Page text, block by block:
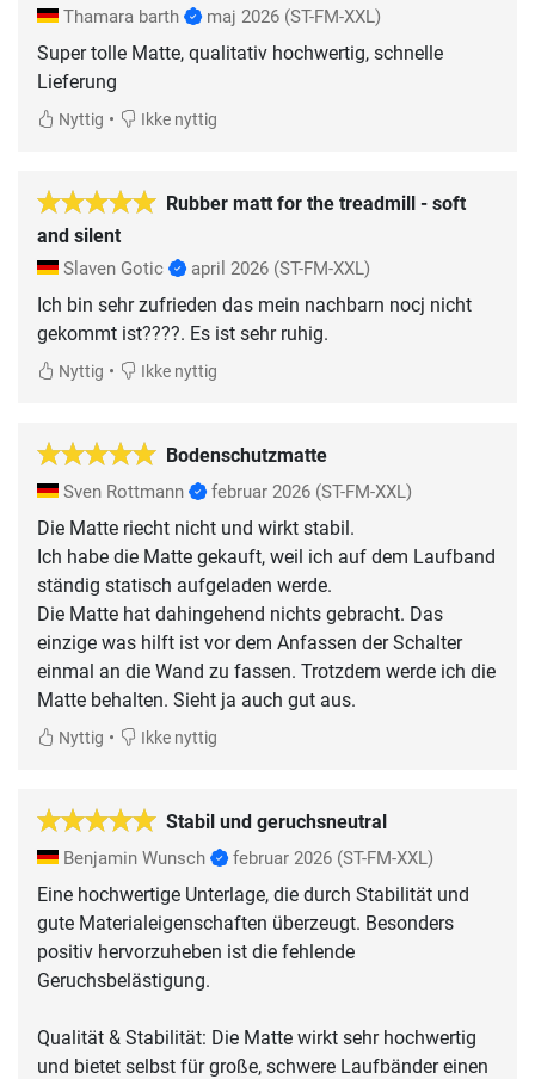
Thamara barth maj 2026 (ST-FM-XXL)
Super tolle Matte, qualitativ hochwertig, schnelle
Lieferung
Nyttig • Ikke nyttig
Rubber matt for the treadmill - soft
and silent
Slaven Gotic april 2026 (ST-FM-XXL)
Ich bin sehr zufrieden das mein nachbarn nocj nicht
gekommt ist????. Es ist sehr ruhig.
Nyttig • Ikke nyttig
Bodenschutzmatte
Sven Rottmann februar 2026 (ST-FM-XXL)
Die Matte riecht nicht und wirkt stabil.
Ich habe die Matte gekauft, weil ich auf dem Laufband
ständig statisch aufgeladen werde.
Die Matte hat dahingehend nichts gebracht. Das
einzige was hilft ist vor dem Anfassen der Schalter
einmal an die Wand zu fassen. Trotzdem werde ich die
Matte behalten. Sieht ja auch gut aus.
Nyttig • Ikke nyttig
Stabil und geruchsneutral
Benjamin Wunsch februar 2026 (ST-FM-XXL)
Eine hochwertige Unterlage, die durch Stabilität und
gute Materialeigenschaften überzeugt. Besonders
positiv hervorzuheben ist die fehlende
Geruchsbelästigung.
​Qualität & Stabilität: Die Matte wirkt sehr hochwertig
und bietet selbst für große, schwere Laufbänder einen